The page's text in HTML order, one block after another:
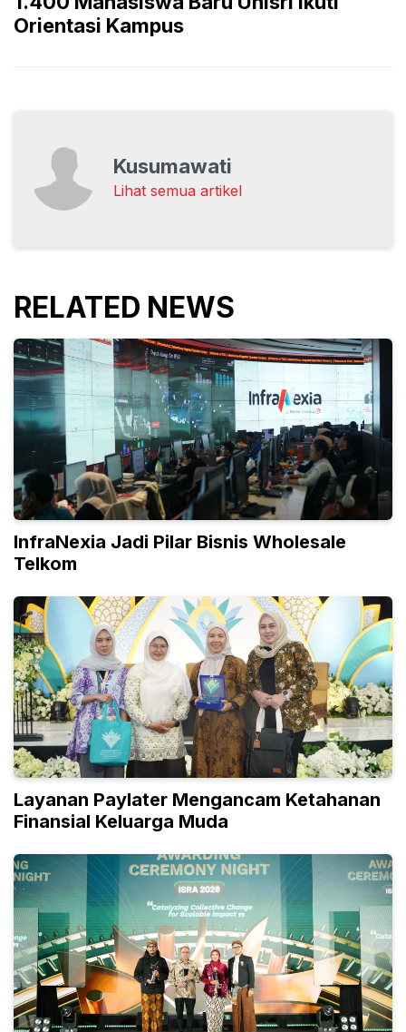
Orientasi Kampus
Kusumawati
Lihat semua artikel
RELATED NEWS
InfraNexia Jadi Pilar Bisnis Wholesale
Telkom
Layanan Paylater Mengancam Ketahanan
Finansial Keluarga Muda